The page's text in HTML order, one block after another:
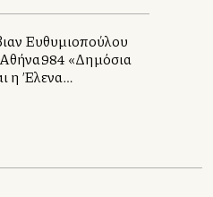
Ευθυμιοπούλου
«Δημόσια
η Έλενα
Ατσαλάκη.